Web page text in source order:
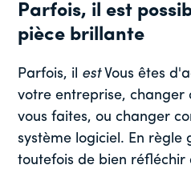
Parfois, il est
pièce brillante
Parfois, il estVous êtes
votre entreprise, changer
vous faites, ou changer
système logiciel. En règle
toutefois de bien